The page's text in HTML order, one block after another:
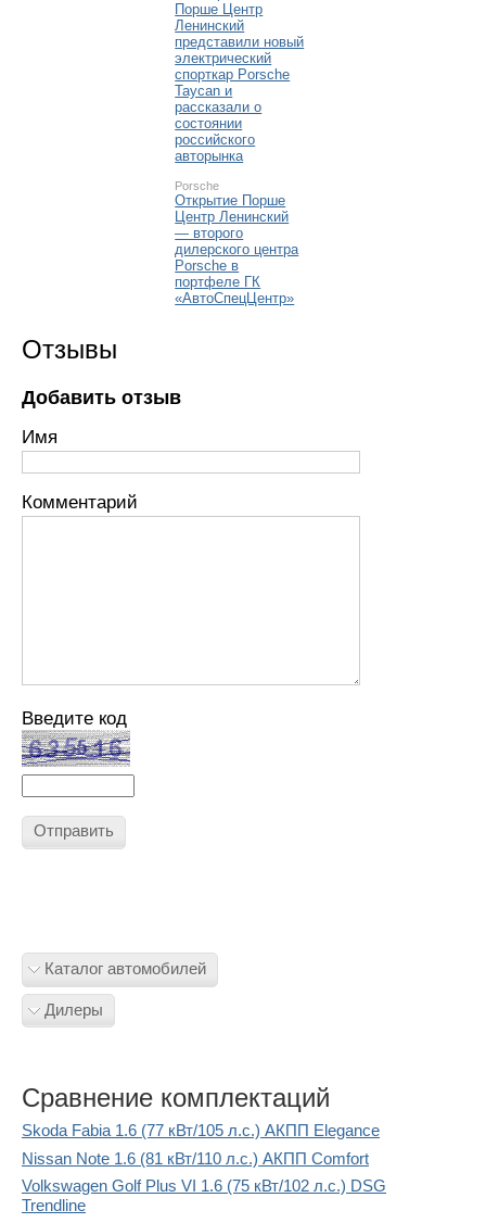
Порше Центр
Ленинский
представили новый
электрический
спорткар Porsche
Taycan и
рассказали о
состоянии
российского
авторынка
Porsche
Открытие Порше
Центр Ленинский
— второго
дилерского центра
Porsche в
портфеле ГК
«АвтоСпецЦентр»
Отзывы
Добавить отзыв
Имя
Комментарий
Введите код
Отправить
Каталог автомобилей
Дилеры
Сравнение комплектаций
Skoda Fabia 1.6 (77 кВт/105 л.с.) АКПП Elegance
Nissan Note 1.6 (81 кВт/110 л.с.) АКПП Comfort
Volkswagen Golf Plus VI 1.6 (75 кВт/102 л.с.) DSG
Trendline